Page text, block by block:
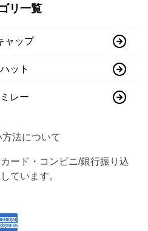
リ一覧
ャップ
ハット
ミレー
法について
ード・コンビニ/銀行振り込
ています。